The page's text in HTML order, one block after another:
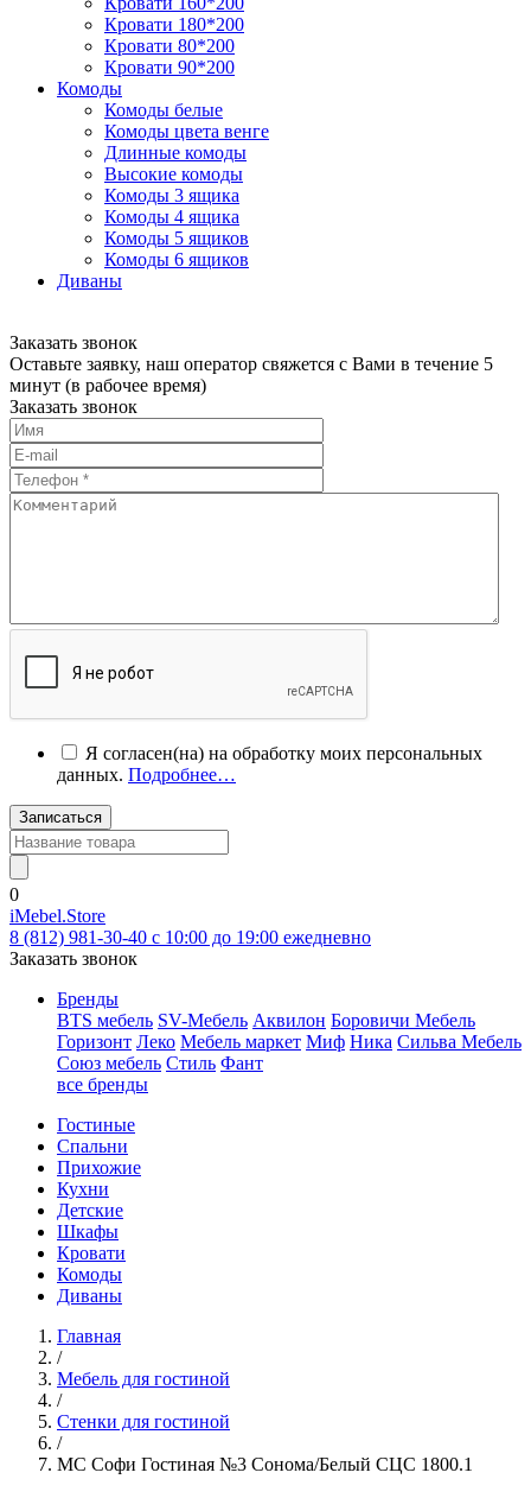
Кровати 180*200
Кровати 80*200
Кровати 90*200
Комоды
Комоды белые
Комоды цвета венге
Длинные комоды
Высокие комоды
Комоды 3 ящика
Комоды 4 ящика
Комоды 5 ящиков
Комоды 6 ящиков
Диваны
Заказать звонок
Оставьте заявку, наш оператор свяжется с Вами в течение 5
минут (в рабочее время)
Заказать звонок
Я согласен(на) на обработку моих персональных
данных. Подробнее…
Записаться
0
iMebel.Store
8 (812) 981-30-40 c 10:00 до 19:00 ежедневно
Заказать звонок
Бренды
BTS мебель SV-Мебель Аквилон Боровичи Мебель
Горизонт Леко Мебель маркет Миф Ника Сильва Мебель
Союз мебель Стиль Фант
все бренды
Гостиные
Спальни
Прихожие
Кухни
Детские
Шкафы
Кровати
Комоды
Диваны
Главная
/
Мебель для гостиной
/
Стенки для гостиной
/
МС Софи Гостиная №3 Сонома/Белый СЦС 1800.1